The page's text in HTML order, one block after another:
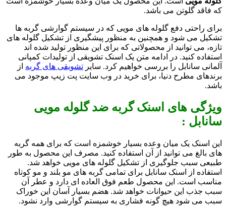
که فاقد گلوتن می باشد.
برای راحتی دفع گلوله های مویی که در سیستم گوارشی گربه ها
تشکیل می شود و همچنین به منظور پیشگیری از تشکیل گلوله های
تازه، می توانید از محصولاتی که برای این منظور تولید شده اند
استفاده کنید. در ادامه متن یک اسنک تشویقی از تولیدات کمپانی
آلمانی سانابل را بررسی خواهیم کرد. سایر تشویقی های گربه از
برندهای مطرح دنیا، برای خرید در وب سایت پت زیپ موجود می
باشد.
ویژگی های اسنک گربه ضد گلوله مویی
سانابل :
این اسنک یک میان وعده بسیار خوشمزه است که برای همه گربه
های بالغ می توانید از آن استفاده کنید. مصرف این محصول به طور
طبیعی سبب جلوگیری از تشکیل گلوله های مویی خواهد شد.
استفاده از اسنک سانابل برای تمامی گربه های مو بلند و مو کوتاه
مناسب است. این محصول طعم فوق العاده ای دارد و عطر آن
سبب جذب این حیوانات خواهد شد. هضم بسیار آسان این خوراک
سبب می شود هیچ گونه فشاری به سیستم گوارشی وارد نشود.